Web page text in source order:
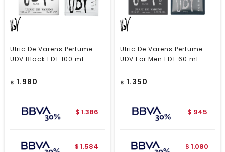
Ulric De Varens Perfume
UDV Black EDT 100 ml
$ 1.980
$ 1.386
$ 1.584
Ulric De Varens Perfume
UDV For Men EDT 60 ml
$ 1.350
$ 945
$ 1.080